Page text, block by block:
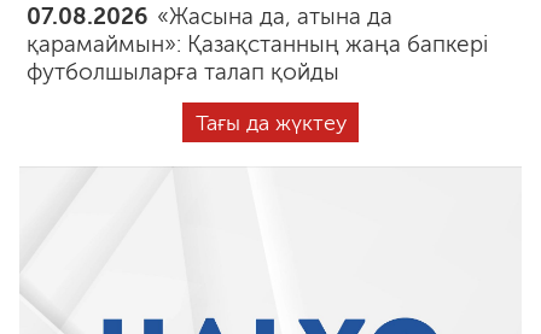
07.08.2026 «Жасына да, атына да
қарамаймын»: Қазақстанның жаңа бапкері
футболшыларға талап қойды
Тағы да жүктеу